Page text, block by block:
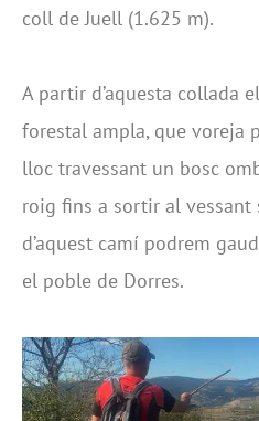
coll de Juell (1.625 m).
A partir d’aquesta collada
forestal ampla, que voreja
lloc travessant un bosc
roig fins a sortir al vessant
d’aquest camí podrem
el poble de Dorres.